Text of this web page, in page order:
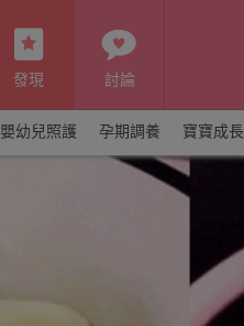
發現 討論
嬰幼兒照護 孕期調養 寶寶成長